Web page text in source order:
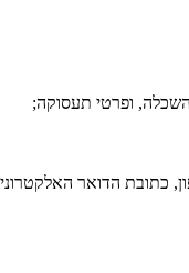
הדואר